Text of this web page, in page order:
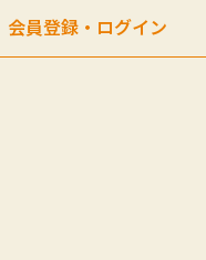
会員登録・ログイン